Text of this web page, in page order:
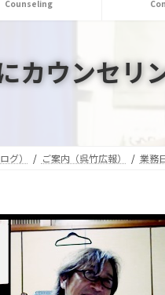
Counseling
カウンセリ
グ） ご案内（呉竹広報） 業務